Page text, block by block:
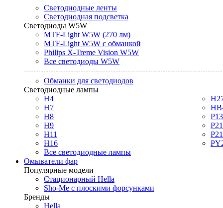
Светодиодные ленты
Светодиодная подсветка
Светодиоды W5W
MTF-Light W5W (270 лм)
MTF-Light W5W с обманкой
Philips X-Treme Vision W5W
Все светодиоды W5W
Обманки для светодиодов
Светодиодные лампы
H4
H7
H8
H9
H11
H16
Все светодиодные лампы
Омыватели фар
Популярные модели
Стационарный Hella
Sho-Me с плоскими форсунками
Бренды
Hella